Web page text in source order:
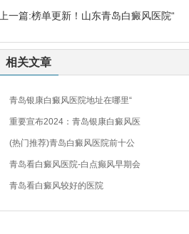
上一篇:榜单更新！山东青岛白癜风医院“
相关文章
青岛银康白癜风医院地址在哪里“
重要宣布2024：青岛银康白癜风医
(热门推荐)青岛白癜风医院前十公
青岛看白癜风医院-白点癫风早期会
青岛看白癜风较好的医院